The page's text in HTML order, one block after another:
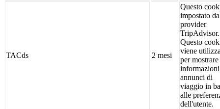
TACds 2 mesi
Questo
impostato
provider
TripAdvisor.
Questo
viene
per mostrare
annunci di
viaggio in
alle
dell'utente.